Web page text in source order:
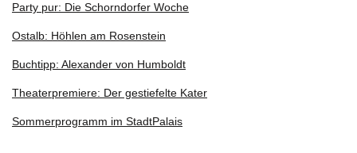
Party pur: Die Schorndorfer Woche
Ostalb: Höhlen am Rosenstein
Buchtipp: Alexander von Humboldt
Theaterpremiere: Der gestiefelte Kater
Sommerprogramm im StadtPalais